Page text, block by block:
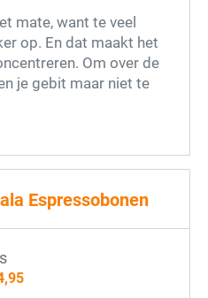
mate, want te veel
op. En dat maakt het
Om over de
je gebit maar niet te
Espressobonen